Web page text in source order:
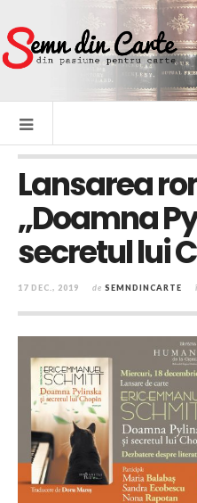
Lansarea
„Doamna
secretul lui
17 DEC., 2019 de SEMNDINCARTE